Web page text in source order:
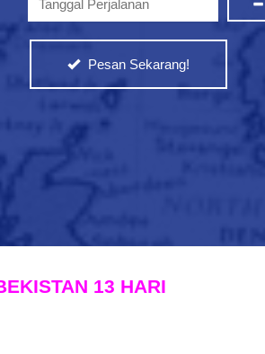
Pesan Sekarang!
13 HARI